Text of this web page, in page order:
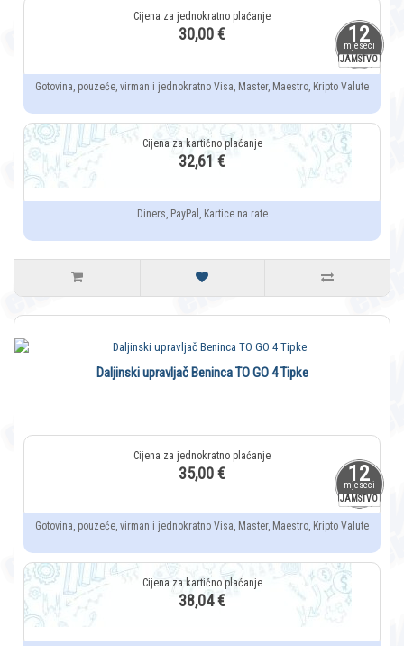
12
mjeseci
JAMSTVO
30,00 €
Gotovina, pouzeće, virman i jednokratno Visa, Master, Maestro, Kripto Valute
32,61 €
Diners, PayPal, Kartice na rate
12
mjeseci
JAMSTVO
Daljinski upravljač Beninca TO GO 4 Tipke
35,00 €
Gotovina, pouzeće, virman i jednokratno Visa, Master, Maestro, Kripto Valute
38,04 €